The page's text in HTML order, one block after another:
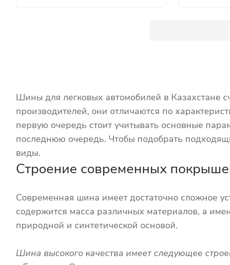
Шины для легковых автомобилей в Казахстане
производителей, они отличаются по
первую очередь стоит учитывать основные
последнюю очередь. Чтобы подобрать
виды.
Строение современных
Современная шина имеет достаточно сложное
содержится масса различных материалов, а
природной и синтетической основой.
Шина высокого качества имеет следующее